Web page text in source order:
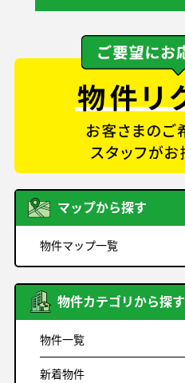
マップから探す
物件マップ一覧
物件カテゴリから探す
物件一覧
新着物件